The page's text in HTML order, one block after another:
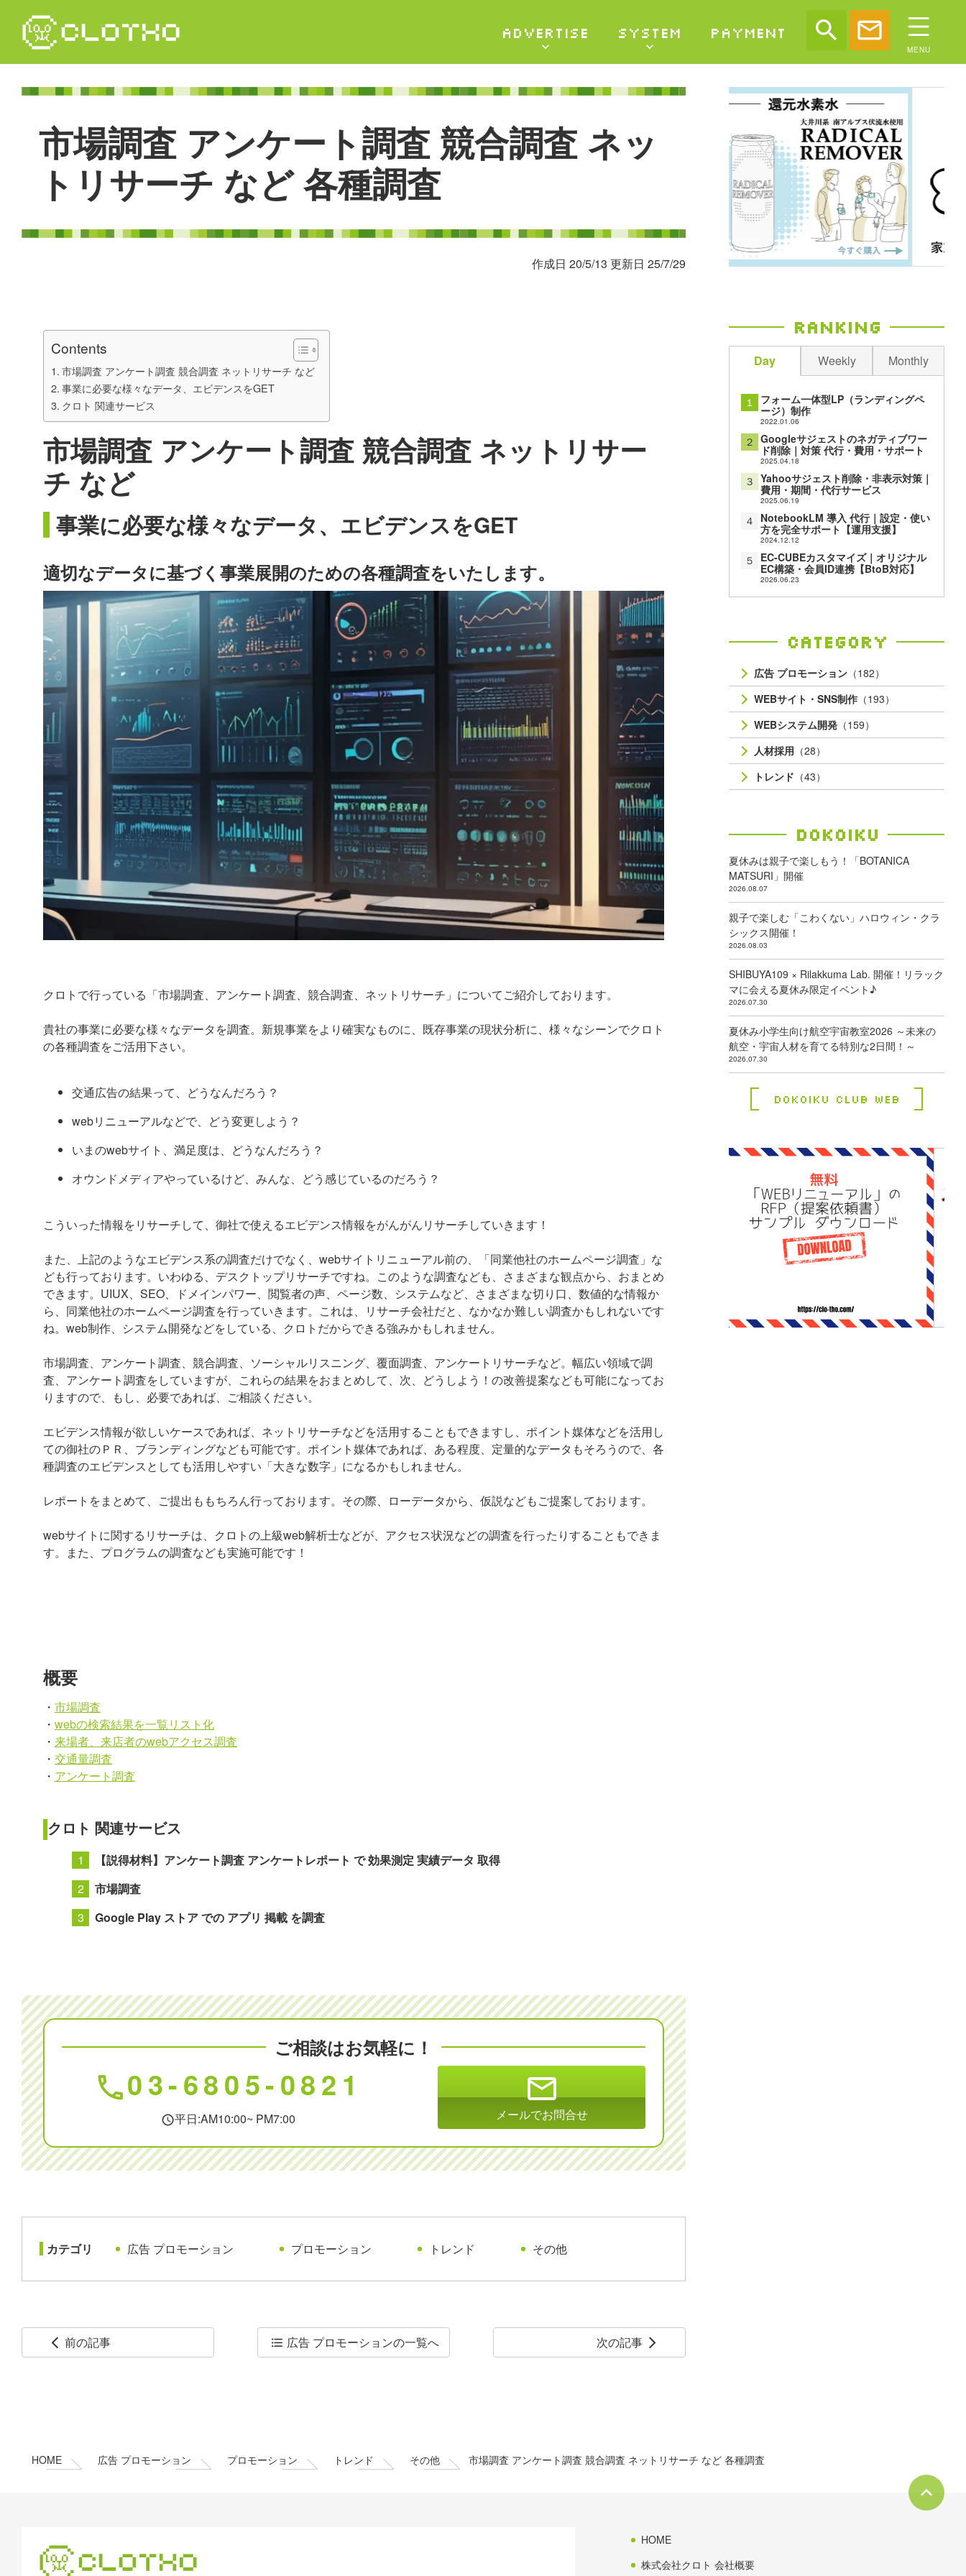
search mail
ADVERTISE SYSTEM PAYMENT
市場調査 アンケー ト調査 競合調査 ネッ
ト リサーチ など各種調査
作成日 20/5/13 更新日 25/7/29
Contents
市場調査 アンケート調査 競合調査 ネットリサーチ など
事業に必要な様々なデータ、エビデンスをGET
クロト 関連サービス
市場調査 アンケート調査 競合調査 ネットリサー
チ など
事業に必要な様々なデータ、エビデンスをGET
適切なデータに基づく事業展開のための各種調査をいたします。
クロトで行っている「市場調査、アンケート調査、競合調査、ネットリサーチ」についてご紹介しております。
貴社の事業に必要な様々なデータを調査。新規事業をより確実なものに、既存事業の現状分析に、様々なシーンでクロト
の各種調査をご活用下さい。
交通広告の結果って、どうなんだろう？
webリニューアルなどで、どう変更しよう？
いまのwebサイト、満足度は、どうなんだろう？
オウンドメディアやっているけど、みんな、どう感じているのだろう？
こういった情報をリサーチして、御社で使えるエビデンス情報をがんがんリサーチしていきます！
また、上記のようなエビデンス系の調査だけでなく、webサイトリニューアル前の、「同業他社のホームページ調査」な
ども行っております。いわゆる、デスクトップリサーチですね。このような調査なども、さまざまな観点から、おまとめ
できます。UIUX、SEO、ドメインパワー、閲覧者の声、ページ数、システムなど、さまざまな切り口、数値的な情報か
ら、同業他社のホームページ調査を行っていきます。これは、リサーチ会社だと、なかなか難しい調査かもしれないです
ね。web制作、システム開発などをしている、クロトだからできる強みかもしれません。
市場調査、アンケート調査、競合調査、ソーシャルリスニング、覆面調査、アンケートリサーチなど。幅広い領域で調
査、アンケート調査をしていますが、これらの結果をおまとめして、次、どうしよう！の改善提案なども可能になってお
りますので、もし、必要であれば、ご相談ください。
エビデンス情報が欲しいケースであれば、ネットリサーチなどを活用することもできますし、ポイント媒体などを活用し
ての御社のＰＲ、ブランディングなども可能です。ポイント媒体であれば、ある程度、定量的なデータもそろうので、各
種調査のエビデンスとしても活用しやすい「大きな数字」になるかもしれません。
レポートをまとめて、ご提出ももちろん行っております。その際、ローデータから、仮説などもご提案しております。
webサイトに関するリサーチは、クロトの上級web解析士などが、アクセス状況などの調査を行ったりすることもできま
す。また、プログラムの調査なども実施可能です！
概要
・ 市場調査
・ webの検索結果を一覧リスト化
・ 来場者、来店者のwebアクセス調査
・ 交通量調査
・ アンケート調査
クロト 関連サービス
【説得材料】アンケート調査 アンケートレポート で 効果測定 実績データ 取得
市場調査
Google Play ストア での アプリ 掲載 を調査
ご相談はお気軽に！
phone03-6805-0821
schedule平日:AM10:00~ PM7:00
mail
メールでお問合せ
カテゴリ 広告 プロモーション プロモーション トレンド その他
arrow_back_ios 前の記事 format_list_bulleted 広告 プロモーションの一覧へ 次の記事 arrow_forward_ios
Ranking
Day Weekly Monthly
１ フォーム一体型LP（ランディングペ
ージ）制作
2022.01.06
２ Googleサジェストのネガティブワー
ド削除｜対策 代行・費用・サポート
2025.04.18
３ Yahooサジェスト削除・非表示対策｜
費用・期間・代行サービス
2025.06.19
４ NotebookLM 導入 代行｜設定・使い
方を完全サポート【運用支援】
2024.12.12
５ EC-CUBEカスタマイズ｜オリジナル
EC構築・会員ID連携【BtoB対応】
2026.06.23
Category
広告 プロモーション （182）
WEBサイト・SNS制作 （193）
WEBシステム開発 （159）
人材採用 （28）
トレンド （43）
Dokoiku
夏休みは親子で楽しもう！「BOTANICA
MATSURI」開催
2026.08.07
親子で楽しむ「こわくない」ハロウィン・クラ
シックス開催！
2026.08.03
SHIBUYA109 × Rilakkuma Lab. 開催！リラック
マに会える夏休み限定イベント♪
2026.07.30
夏休み小学生向け航空宇宙教室2026 ～未来の
航空・宇宙人材を育てる特別な2日間！～
2026.07.30
Dokoiku Club Web
HOME 広告 プロモーション プロモーション トレンド その他 市場調査 アンケート調査 競合調査 ネットリサーチ など 各種調査
HOME
株式会社クロト 会社概要